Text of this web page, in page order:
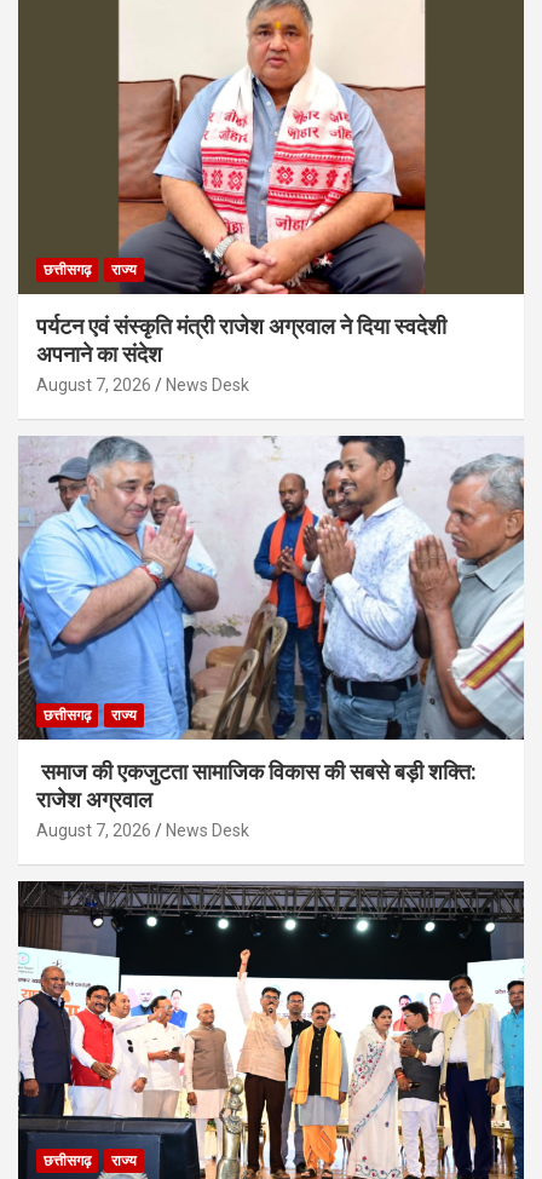
छत्तीसगढ़ राज्य
पर्यटन एवं संस्कृति मंत्री राजेश अग्रवाल ने दिया स्वदेशी
अपनाने का संदेश
August 7, 2026 News Desk
छत्तीसगढ़ राज्य
समाज की एकजुटता सामाजिक विकास की सबसे बड़ी शक्ति:
राजेश अग्रवाल
August 7, 2026 News Desk
छत्तीसगढ़ राज्य